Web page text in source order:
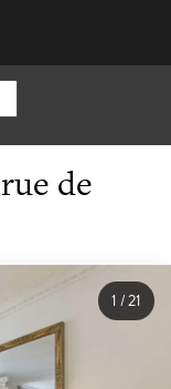
de
1 /21